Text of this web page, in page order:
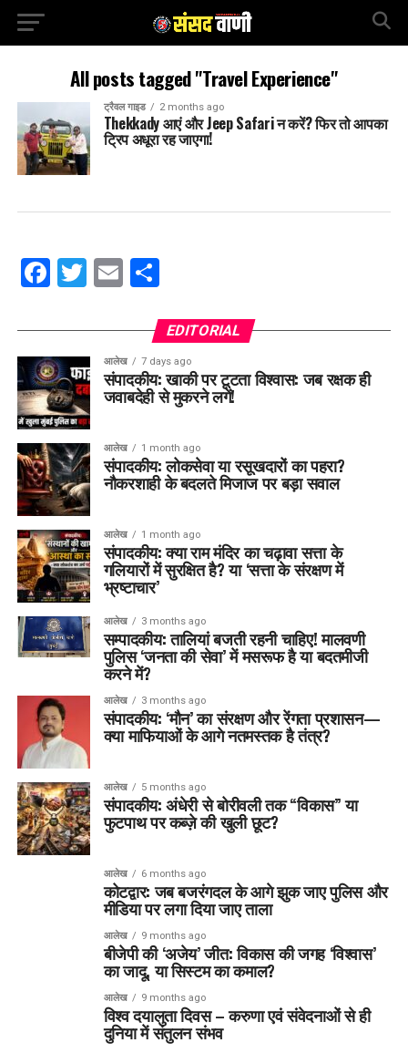
All posts tagged "Travel Experience"
ट्रैवल गाइड 2 months ago
Thekkady आएं और Jeep Safari न करें? फिर तो आपका
ट्रिप अधूरा रह जाएगा!
Facebook
Twitter
EmailShare
EDITORIAL
आलेख 7 days ago
संपादकीय: खाकी पर टूटता विश्वास: जब रक्षक ही
जवाबदेही से मुकरने लगें!
आलेख 1 month ago
संपादकीय: लोकसेवा या रसूखदारों का पहरा?
नौकरशाही के बदलते मिजाज पर बड़ा सवाल
आलेख 1 month ago
संपादकीय: क्या राम मंदिर का चढ़ावा सत्ता के
गलियारों में सुरक्षित है? या ‘सत्ता के संरक्षण में
भ्रष्टाचार’
आलेख 3 months ago
सम्पादकीय: तालियां बजती रहनी चाहिए! मालवणी
पुलिस ‘जनता की सेवा’ में मसरूफ है या बदतमीजी
करने में?
आलेख 3 months ago
संपादकीय: ‘मौन’ का संरक्षण और रेंगता प्रशासन—
क्या माफियाओं के आगे नतमस्तक है तंत्र?
आलेख 5 months ago
संपादकीय: अंधेरी से बोरीवली तक “विकास” या
फुटपाथ पर कब्ज़े की खुली छूट?
आलेख 6 months ago
कोटद्वार: जब बजरंगदल के आगे झुक जाए पुलिस और
मीडिया पर लगा दिया जाए ताला
आलेख 9 months ago
बीजेपी की ‘अजेय’ जीत: विकास की जगह ‘विश्वास’
का जादू, या सिस्टम का कमाल?
आलेख 9 months ago
विश्व दयालुता दिवस – करुणा एवं संवेदनाओं से ही
दुनिया में संतुलन संभव